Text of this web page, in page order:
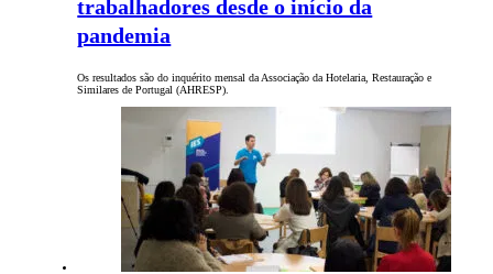
trabalhadores desde o início da
pandemia
Os resultados são do inquérito mensal da Associação da Hotelaria, Restauração e
Similares de Portugal (AHRESP).